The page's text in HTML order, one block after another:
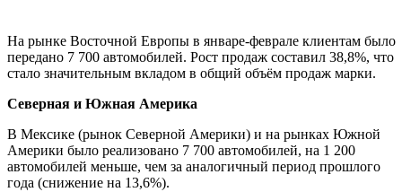
На рынке Восточной Европы в январе-феврале клиентам было
передано 7 700 автомобилей. Рост продаж составил 38,8%, что
стало значительным вкладом в общий объём продаж марки.
Северная и Южная Америка
В Мексике (рынок Северной Америки) и на рынках Южной
Америки было реализовано 7 700 автомобилей, на 1 200
автомобилей меньше, чем за аналогичный период прошлого
года (снижение на 13,6%).